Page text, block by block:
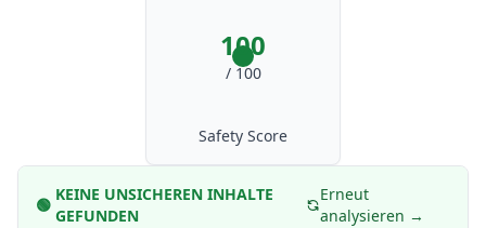
100
/ 100
Safety Score
🟢
KEINE UNSICHEREN INHALTE
GEFUNDEN
Erneut
analysieren →